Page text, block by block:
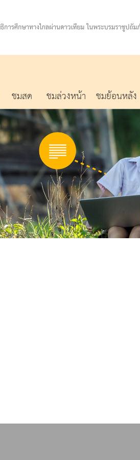
ชมสด ชมล่วงหน้า ชมย้อนหลัง